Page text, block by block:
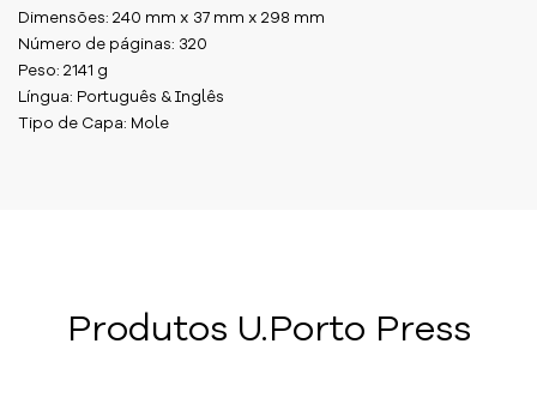
Dimensões: 240 mm x 37 mm x 298 mm
Número de páginas: 320
Peso: 2141 g
Língua: Português & Inglês
Tipo de Capa: Mole
Produtos U.Porto Press